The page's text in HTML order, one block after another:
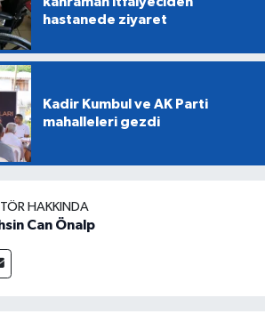
hastanede ziyaret
Kadir Kumbul ve AK Parti
mahalleleri gezdi
HAKKINDA
Can Önalp